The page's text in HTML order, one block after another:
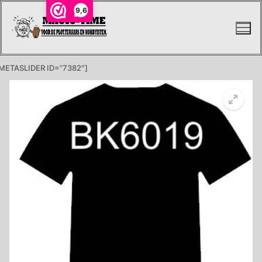
9,6
naar
ID=”7382″]